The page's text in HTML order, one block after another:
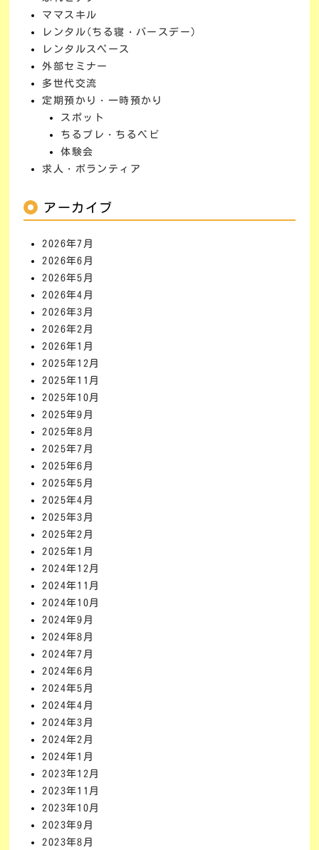
ママスキル
レンタル(ちる寝・バースデー)
レンタルスペース
外部セミナー
多世代交流
定期預かり・一時預かり
スポット
ちるプレ・ちるベビ
体験会
求人・ボランティア
アーカイブ
2026年7月
2026年6月
2026年5月
2026年4月
2026年3月
2026年2月
2026年1月
2025年12月
2025年11月
2025年10月
2025年9月
2025年8月
2025年7月
2025年6月
2025年5月
2025年4月
2025年3月
2025年2月
2025年1月
2024年12月
2024年11月
2024年10月
2024年9月
2024年8月
2024年7月
2024年6月
2024年5月
2024年4月
2024年3月
2024年2月
2024年1月
2023年12月
2023年11月
2023年10月
2023年9月
2023年8月